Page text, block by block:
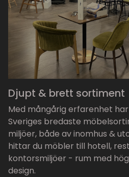
Djupt & brett sortiment
Med mångårig erfarenhet
Sveriges bredaste
miljöer, både av inomhus &
hittar du möbler till hotell,
kontorsmiljöer - rum med
design.